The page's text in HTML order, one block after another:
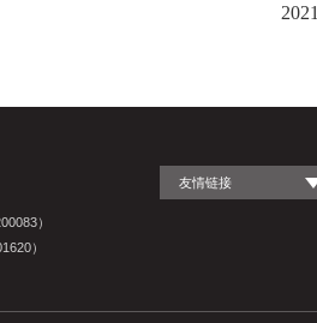
2021
）
）
友情链接